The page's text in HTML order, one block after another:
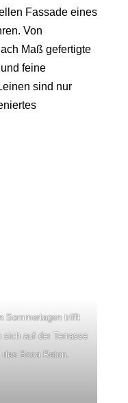
Fassade eines
Von
Maß gefertigte
feine
sind nur
Sommertagen trifft
sich auf der Terrasse
des Boca Raton.